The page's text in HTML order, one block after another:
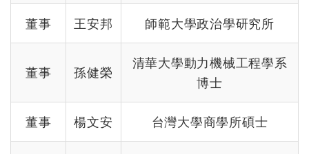
董事 王安邦 師範大學政治學研究所
董事 孫健榮
清華大學動力機械工程學系
博士
董事 楊文安 台灣大學商學所碩士